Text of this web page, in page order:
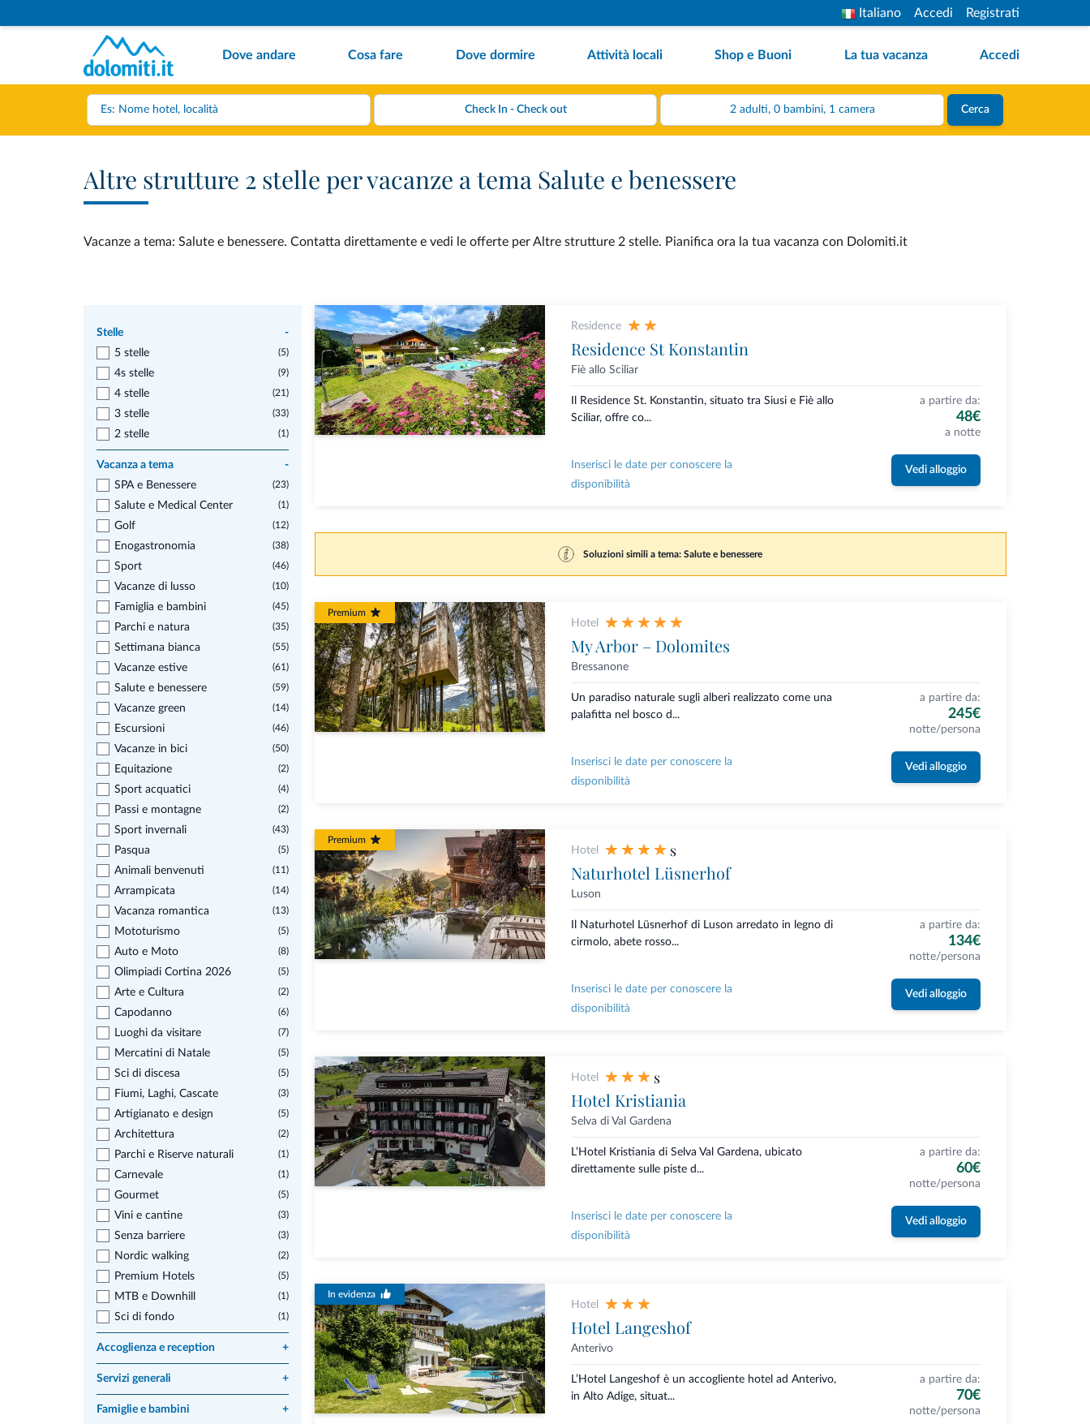
Italiano Accedi Registrati
Dove andare Cosa fare Dove dormire Attività locali Shop e Buoni La tua vacanza Accedi
2 adulti, 0 bambini, 1 camera Cerca
Altre strutture 2 stelle per vacanze a tema Salute e benessere
Vacanze a tema: Salute e benessere. Contatta direttamente e vedi le offerte per Altre strutture 2 stelle. Pianifica ora la tua vacanza con Dolomiti.it
Stelle
-
5 stelle
(5)
4s stelle (9)
4 stelle (21)
3 stelle (33)
2 stelle (1)
Vacanza a tema
-
SPA e Benessere
(23)
Salute e Medical Center (1)
Golf (12)
Enogastronomia (38)
Sport (46)
Vacanze di lusso (10)
Famiglia e bambini (45)
Parchi e natura (35)
Settimana bianca (55)
Vacanze estive (61)
Salute e benessere (59)
Vacanze green (14)
Escursioni (46)
Vacanze in bici (50)
Equitazione (2)
Sport acquatici (4)
Passi e montagne (2)
Sport invernali (43)
Pasqua (5)
Animali benvenuti (11)
Arrampicata (14)
Vacanza romantica (13)
Mototurismo (5)
Auto e Moto (8)
Olimpiadi Cortina 2026 (5)
Arte e Cultura (2)
Capodanno (6)
Luoghi da visitare (7)
Mercatini di Natale (5)
Sci di discesa (5)
Fiumi, Laghi, Cascate (3)
Artigianato e design (5)
Architettura (2)
Parchi e Riserve naturali (1)
Carnevale (1)
Gourmet (5)
Vini e cantine (3)
Senza barriere (3)
Nordic walking (2)
Premium Hotels (5)
MTB e Downhill (1)
Sci di fondo (1)
Accoglienza e reception +
Servizi generali +
Famiglie e bambini +
Residence
Residence St Konstantin
Fiè allo Sciliar
Il Residence St. Konstantin, situato tra Siusi e Fiè allo
Sciliar, offre co...
a partire da:
48€
a notte
Inserisci le date per conoscere la
disponibilità
Vedi alloggio
Soluzioni simili a tema: Salute e benessere
Premium
Hotel
My Arbor – Dolomites
Bressanone
Un paradiso naturale sugli alberi realizzato come una
palafitta nel bosco d...
a partire da:
245€
notte/persona
Inserisci le date per conoscere la
disponibilità
Vedi alloggio
Premium
Hotel s
Naturhotel Lüsnerhof
Luson
Il Naturhotel Lüsnerhof di Luson arredato in legno di
cirmolo, abete rosso...
a partire da:
134€
notte/persona
Inserisci le date per conoscere la
disponibilità
Vedi alloggio
Hotel s
Hotel Kristiania
Selva di Val Gardena
L’Hotel Kristiania di Selva Val Gardena, ubicato
direttamente sulle piste d...
a partire da:
60€
notte/persona
Inserisci le date per conoscere la
disponibilità
Vedi alloggio
In evidenza
Hotel
Hotel Langeshof
Anterivo
L’Hotel Langeshof è un accogliente hotel ad Anterivo,
in Alto Adige, situat...
a partire da:
70€
notte/persona